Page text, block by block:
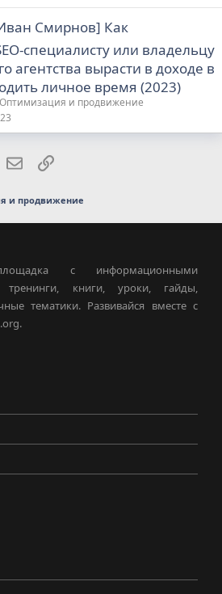
Смирнов] Как
специалисту или владельцу
агентства вырасти в доходе в
личное время (2023)
Оптимизация и продвижение
Электронная почта
Ссылка
и продвижение
с информационными
тренинги, книги, уроки, гайды,
тематики. Развивайся вместе с